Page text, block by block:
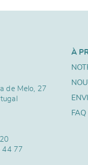
de Melo, 27
44 77
À
FAQ